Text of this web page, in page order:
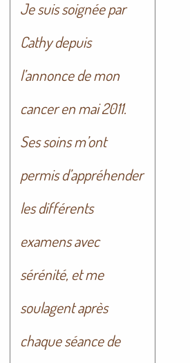
Je suis soignée par
Cathy depuis
l’annonce de mon
cancer en mai 2011.
Ses soins m’ont
permis d’appréhender
les différents
examens avec
sérénité, et me
soulagent après
chaque séance de